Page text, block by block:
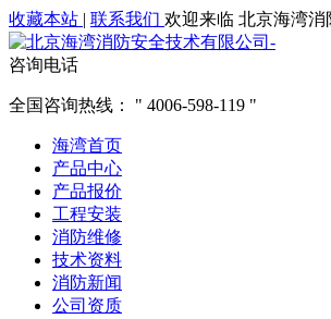
收藏本站 | 联系我们 欢迎来临 北京海湾
咨询电话
全国咨询热线： 4006-598-119
海湾首页
产品中心
产品报价
工程安装
消防维修
技术资料
消防新闻
公司资质